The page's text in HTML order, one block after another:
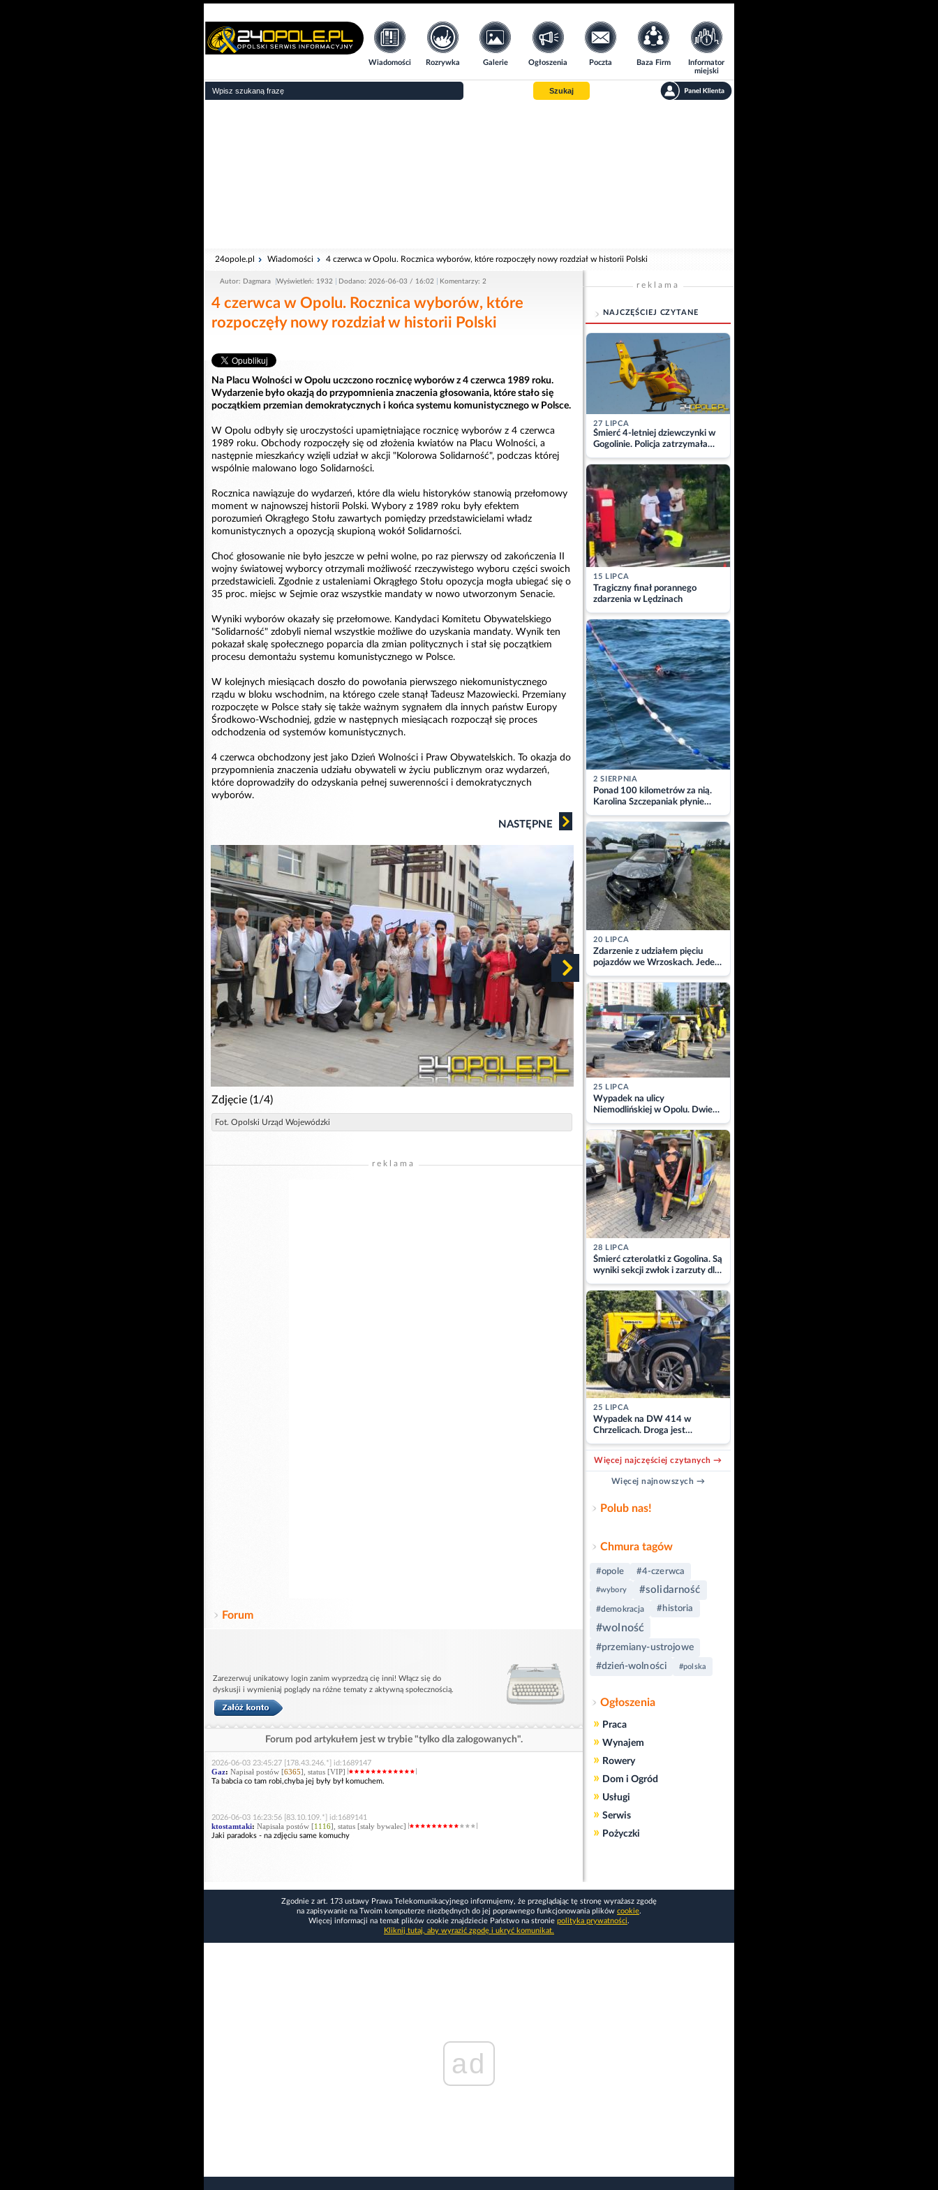
Wiadomości Rozrywka Galerie Ogłoszenia Poczta Baza Firm
Informator
miejski
Szukaj
24opole.pl Wiadomości 4 czerwca w Opolu. Rocznica wyborów, które rozpoczęły nowy rozdział w historii Polski
Autor: Dagmara Wyświetleń: 1932 Dodano: 2026-06-03 / 16:02 Komentarzy: 2
4 czerwca w Opolu. Rocznica wyborów, które
rozpoczęły nowy rozdział w historii Polski
Na Placu Wolności w Opolu uczczono rocznicę wyborów z 4 czerwca 1989 roku.
Wydarzenie było okazją do przypomnienia znaczenia głosowania, które stało się
początkiem przemian demokratycznych i końca systemu komunistycznego w Polsce.
W Opolu odbyły się uroczystości upamiętniające rocznicę wyborów z 4 czerwca
1989 roku. Obchody rozpoczęły się od złożenia kwiatów na Placu Wolności, a
następnie mieszkańcy wzięli udział w akcji "Kolorowa Solidarność", podczas której
wspólnie malowano logo Solidarności.
Rocznica nawiązuje do wydarzeń, które dla wielu historyków stanowią przełomowy
moment w najnowszej historii Polski. Wybory z 1989 roku były efektem
porozumień Okrągłego Stołu zawartych pomiędzy przedstawicielami władz
komunistycznych a opozycją skupioną wokół Solidarności.
Choć głosowanie nie było jeszcze w pełni wolne, po raz pierwszy od zakończenia II
wojny światowej wyborcy otrzymali możliwość rzeczywistego wyboru części swoich
przedstawicieli. Zgodnie z ustaleniami Okrągłego Stołu opozycja mogła ubiegać się o
35 proc. miejsc w Sejmie oraz wszystkie mandaty w nowo utworzonym Senacie.
Wyniki wyborów okazały się przełomowe. Kandydaci Komitetu Obywatelskiego
"Solidarność" zdobyli niemal wszystkie możliwe do uzyskania mandaty. Wynik ten
pokazał skalę społecznego poparcia dla zmian politycznych i stał się początkiem
procesu demontażu systemu komunistycznego w Polsce.
W kolejnych miesiącach doszło do powołania pierwszego niekomunistycznego
rządu w bloku wschodnim, na którego czele stanął Tadeusz Mazowiecki. Przemiany
rozpoczęte w Polsce stały się także ważnym sygnałem dla innych państw Europy
Środkowo-Wschodniej, gdzie w następnych miesiącach rozpoczął się proces
odchodzenia od systemów komunistycznych.
4 czerwca obchodzony jest jako Dzień Wolności i Praw Obywatelskich. To okazja do
przypomnienia znaczenia udziału obywateli w życiu publicznym oraz wydarzeń,
które doprowadziły do odzyskania pełnej suwerenności i demokratycznych
wyborów.
NASTĘPNE
Zdjęcie (1/4)
Fot. Opolski Urząd Wojewódzki
reklama
Forum
Zarezerwuj unikatowy login zanim wyprzedzą cię inni! Włącz się do
dyskusji i wymieniaj poglądy na różne tematy z aktywną społecznością.
Forum pod artykułem jest w trybie "tylko dla zalogowanych".
2026-06-03 23:45:27 [178.43.246.*] id:1689147
Gaz: Napisał postów [6365], status [VIP]
Ta babcia co tam robi,chyba jej były był komuchem.
2026-06-03 16:23:56 [83.10.109.*] id:1689141
ktostamtaki: Napisała postów [1116], status [stały bywalec]
Jaki paradoks - na zdjęciu same komuchy
reklama
NAJCZĘŚCIEJ CZYTANE
27 LIPCA
Śmierć 4-letniej dziewczynki w
Gogolinie. Policja zatrzymała
matkę
15 LIPCA
Tragiczny finał porannego
zdarzenia w Lędzinach
2 SIERPNIA
Ponad 100 kilometrów za nią.
Karolina Szczepaniak płynie
przez Bałtyk dla Piotra.
Aktualizacja
20 LIPCA
Zdarzenie z udziałem pięciu
pojazdów we Wrzoskach. Jeden
z kierowców zabrany w
kajdankach
25 LIPCA
Wypadek na ulicy
Niemodlińskiej w Opolu. Dwie
osoby w szpitalu
28 LIPCA
Śmierć czterolatki z Gogolina. Są
wyniki sekcji zwłok i zarzuty dla
matki
25 LIPCA
Wypadek na DW 414 w
Chrzelicach. Droga jest
zablokowana
Więcej najczęściej czytanych →
Więcej najnowszych →
Polub nas!
Chmura tagów
#opole #4-czerwca
#wybory #solidarność
#demokracja #historia
#wolność
#przemiany-ustrojowe
#dzień-wolności
#polska
Ogłoszenia
» Praca
» Wynajem
» Rowery
» Dom i Ogród
» Usługi
» Serwis
» Pożyczki
Zgodnie z art. 173 ustawy Prawa Telekomunikacyjnego informujemy, że przeglądając tę stronę wyrażasz zgodę
na zapisywanie na Twoim komputerze niezbędnych do jej poprawnego funkcjonowania plików cookie.
Więcej informacji na temat plików cookie znajdziecie Państwo na stronie polityka prywatności.
Kliknij tutaj, aby wyrazić zgodę i ukryć komunikat.
ad